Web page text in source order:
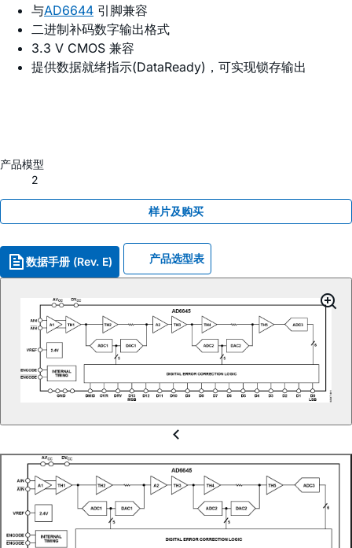
与AD6644 引脚兼容
二进制补码数字输出格式
3.3 V CMOS 兼容
提供数据就绪指示(DataReady)，可实现锁存输出
产品模型
2
样片及购买
数据手册 (Rev. E) 产品选型表